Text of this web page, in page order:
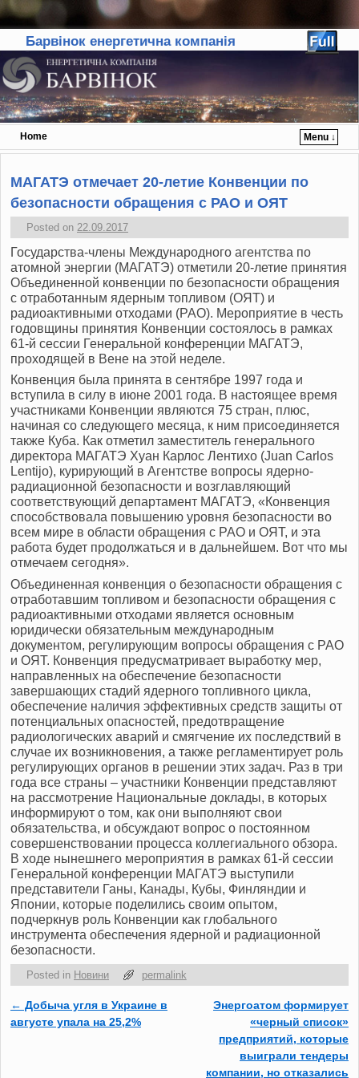
Барвінок енергетична компанія
Home
Menu ↓
Skip to primary content
Skip to secondary content
МАГАТЭ отмечает 20-летие Конвенции по
безопасности обращения с РАО и ОЯТ
Posted on 22.09.2017
Государства-члены Международного агентства по
атомной энергии (МАГАТЭ) отметили 20-летие принятия
Объединенной конвенции по безопасности обращения
с отработанным ядерным топливом (ОЯТ) и
радиоактивными отходами (РАО). Мероприятие в честь
годовщины принятия Конвенции состоялось в рамках
61-й сессии Генеральной конференции МАГАТЭ,
проходящей в Вене на этой неделе.
Конвенция была принята в сентябре 1997 года и
вступила в силу в июне 2001 года. В настоящее время
участниками Конвенции являются 75 стран, плюс,
начиная со следующего месяца, к ним присоединяется
также Куба. Как отметил заместитель генерального
директора МАГАТЭ Хуан Карлос Лентихо (Juan Carlos
Lentijo), курирующий в Агентстве вопросы ядерно-
радиационной безопасности и возглавляющий
соответствующий департамент МАГАТЭ, «Конвенция
способствовала повышению уровня безопасности во
всем мире в области обращения с РАО и ОЯТ, и эта
работа будет продолжаться и в дальнейшем. Вот что мы
отмечаем сегодня».
Объединенная конвенция о безопасности обращения с
отработавшим топливом и безопасности обращения с
радиоактивными отходами является основным
юридически обязательным международным
документом, регулирующим вопросы обращения с РАО
и ОЯТ. Конвенция предусматривает выработку мер,
направленных на обеспечение безопасности
завершающих стадий ядерного топливного цикла,
обеспечение наличия эффективных средств защиты от
потенциальных опасностей, предотвращение
радиологических аварий и смягчение их последствий в
случае их возникновения, а также регламентирует роль
регулирующих органов в решении этих задач. Раз в три
года все страны – участники Конвенции представляют
на рассмотрение Национальные доклады, в которых
информируют о том, как они выполняют свои
обязательства, и обсуждают вопрос о постоянном
совершенствовании процесса коллегиального обзора.
В ходе нынешнего мероприятия в рамках 61-й сессии
Генеральной конференции МАГАТЭ выступили
представители Ганы, Канады, Кубы, Финляндии и
Японии, которые поделились своим опытом,
подчеркнув роль Конвенции как глобального
инструмента обеспечения ядерной и радиационной
безопасности.
Posted in Новини permalink
Post navigation
← Добыча угля в Украине в
августе упала на 25,2%
Энергоатом формирует
«черный список»
предприятий, которые
выиграли тендеры
компании, но отказались